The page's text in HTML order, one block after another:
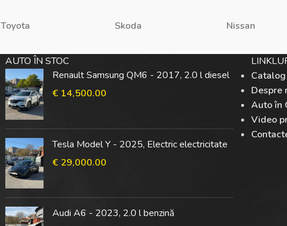
Toyota Skoda Nissan
AUTO ÎN STOC
Renault Samsung QM6 - 2017, 2.0 l diesel
€ 14,500.00
Tesla Model Y - 2025, Electric electricitate
€ 29,000.00
Audi A6 - 2023, 2.0 l benzină
Catalog
Despre
Auto în
Video